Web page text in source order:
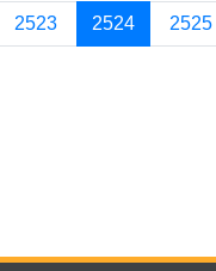
2523 2524 2525